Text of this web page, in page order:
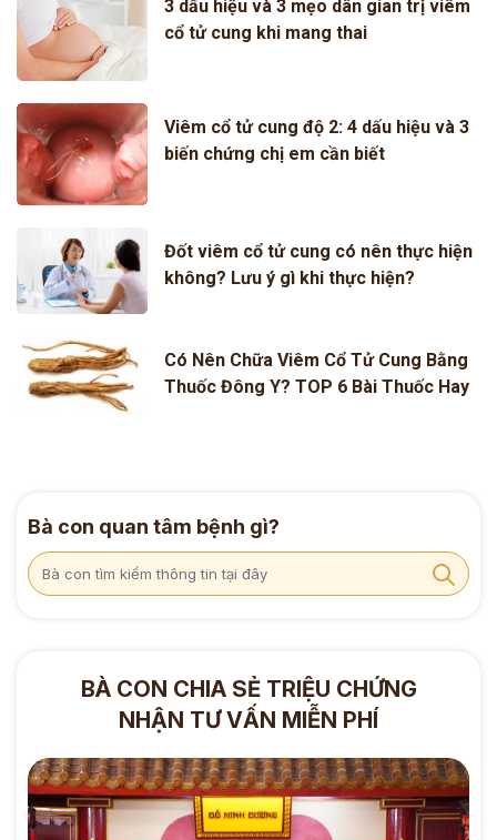
3 dấu hiệu và 3 mẹo dân gian trị viêm
cổ tử cung khi mang thai
Viêm cổ tử cung độ 2: 4 dấu hiệu và 3
biến chứng chị em cần biết
Đốt viêm cổ tử cung có nên thực hiện
không? Lưu ý gì khi thực hiện?
Có Nên Chữa Viêm Cổ Tử Cung Bằng
Thuốc Đông Y? TOP 6 Bài Thuốc Hay
Bà con quan tâm bệnh gì?
BÀ CON CHIA SẺ TRIỆU CHỨNG
NHẬN TƯ VẤN MIỄN PHÍ